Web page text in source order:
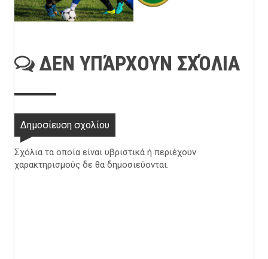
ΔΕΝ ΥΠΆΡΧΟΥΝ ΣΧΌΛΙΑ
Δημοσίευση σχολίου
Σχόλια τα οποία είναι υβριστικά ή περιέχουν
χαρακτηρισμούς δε θα δημοσιεύονται.